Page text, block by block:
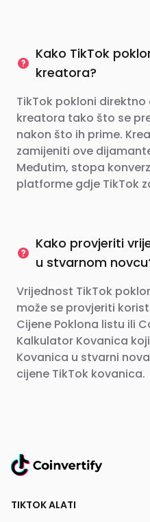
Kako TikTok
kreatora?
TikTok pokloni
kreatora tako što se
nakon što ih prime.
zamijeniti ove
Međutim, stopa
platforme gdje TikTok
Kako provjeriti
u stvarnom
Vrijednost TikTok
može se provjeriti
Cijene Poklona listu ili
Kalkulator Kovanica
Kovanica u stvarni
cijene TikTok kovanica.
TIKTOK ALATI